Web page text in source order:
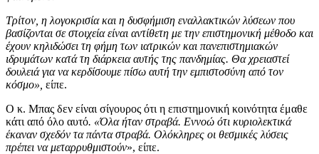
Τρίτον, η λογοκρισία και η δυσφήμιση εναλλακτικών λύσεων που
βασίζονται σε στοιχεία είναι αντίθετη με την επιστημονική μέθοδο και
έχουν κηλιδώσει τη φήμη των ιατρικών και πανεπιστημιακών
ιδρυμάτων κατά τη διάρκεια αυτής της πανδημίας. Θα χρειαστεί
δουλειά για να κερδίσουμε πίσω αυτή την εμπιστοσύνη από τον
κόσμο», είπε.
Ο κ. Μπας δεν είναι σίγουρος ότι η επιστημονική κοινότητα έμαθε
κάτι από όλο αυτό. «Όλα ήταν στραβά. Εννοώ ότι κυριολεκτικά
έκαναν σχεδόν τα πάντα στραβά. Ολόκληρες οι θεσμικές λύσεις
πρέπει να μεταρρυθμιστούν», είπε.